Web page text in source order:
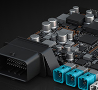
Xavier プロセッサ
AI を組み込み、また、
ロジを前進させる手段
は、CES 2018